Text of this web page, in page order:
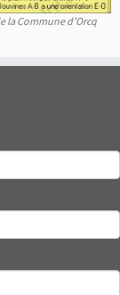
la Commune d’Orcq